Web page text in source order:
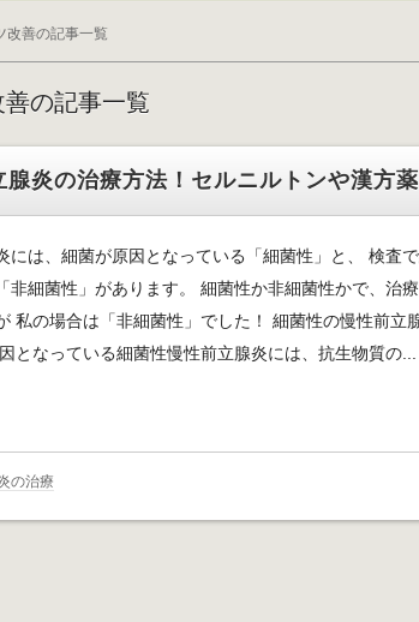
改善の記事一覧
善の記事一覧
腺炎の治療方法！セルニルトンや漢方
には、細菌が原因となっている「細菌性」と、 検査
非細菌性」があります。 細菌性か非細菌性かで、治
私の場合は「非細菌性」でした！ 細菌性の慢性前立
となっている細菌性慢性前立腺炎には、抗生物質の...
の治療